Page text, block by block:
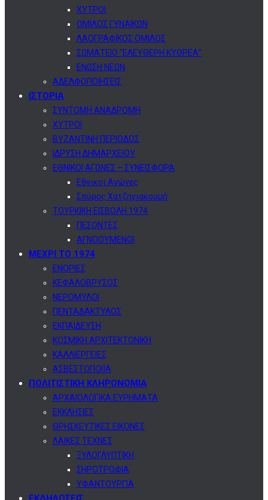
ΧΥΤΡΟΙ
ΟΜΙΛΟΣ ΓΥΝΑΙΚΩΝ
ΛΑΟΓΡΑΦΙΚΟΣ ΟΜΙΛΟΣ
ΣΩΜΑΤΕΙΟ “ΕΛΕΥΘΕΡΗ ΚΥΘΡΕΑ”
ΕΝΩΣΗ ΝΕΩΝ
ΑΔΕΛΦΟΠΟΙΗΣΕΙΣ
ΙΣΤΟΡΙΑ
ΣΥΝΤΟΜΗ ΑΝΑΔΡΟΜΗ
ΧΥΤΡΟΙ
ΒΥΖΑΝΤΙΝΗ ΠΕΡΙΟΔΟΣ
ΙΔΡΥΣΗ ΔΗΜΑΡΧΕΙΟΥ
ΕΘΝΙΚΟΙ ΑΓΩΝΕΣ – ΣΥΝΕΙΣΦΟΡΑ
Εθνικοί Αγώνες
Σπύρος Χατζηγιακουμή
ΤΟΥΡΚΙΚΗ ΕΙΣΒΟΛΗ 1974
ΠΕΣΟΝΤΕΣ
ΑΓΝΟΟΥΜΕΝΟΙ
ΜΕΧΡΙ ΤΟ 1974
ΕΝΟΡΙΕΣ
ΚΕΦΑΛΟΒΡΥΣΟΣ
ΝΕΡΟΜΥΛΟΙ
ΠΕΝΤΑΔΑΚΤΥΛΟΣ
ΕΚΠΑΙΔΕΥΣΗ
ΚΟΣΜΙΚΗ ΑΡΧΙΤΕΚΤΟΝΙΚΗ
ΚΑΛΛΙΕΡΓΕΙΕΣ
ΑΣΒΕΣΤΟΠΟΙΪΑ
ΠΟΛΙΤΙΣΤΙΚΗ ΚΛΗΡΟΝΟΜΙΑ
ΑΡΧΑΙΟΛΟΓΙΚΑ ΕΥΡΗΜΑΤΑ
ΕΚΚΛΗΣΙΕΣ
ΘΡΗΣΚΕΥΤΙΚΕΣ ΕΙΚΟΝΕΣ
ΛΑΙΚΕΣ ΤΕΧΝΕΣ
ΞΥΛΟΓΛΥΠΤΙΚΗ
ΣΗΡΟΤΡΟΦΙΑ
ΥΦΑΝΤΟΥΡΓΙΑ